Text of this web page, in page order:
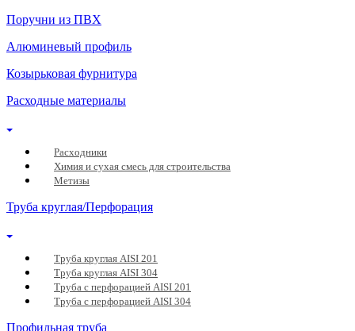
Поручни из ПВХ
Алюминевый профиль
Козырьковая фурнитура
Расходные материалы
Расходники
Химия и сухая смесь для строительства
Метизы
Труба круглая/Перфорация
Труба круглая AISI 201
Труба круглая AISI 304
Труба с перфорацией AISI 201
Труба с перфорацией AISI 304
Профильная труба